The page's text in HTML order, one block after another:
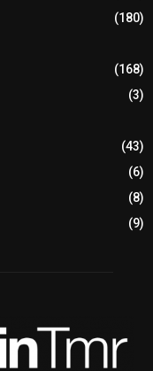
(180)
(168)
(3)
(43)
(6)
(8)
(9)